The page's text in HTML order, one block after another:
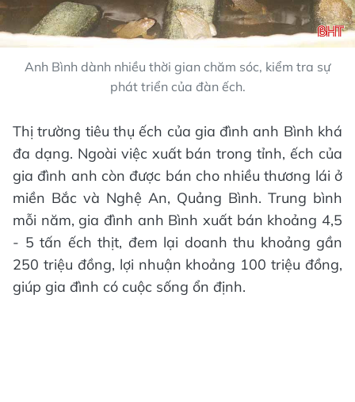
Anh Bình dành nhiều thời gian chăm sóc, kiểm tra sự
phát triển của đàn ếch.
Thị trường tiêu thụ ếch của gia đình anh Bình khá
đa dạng. Ngoài việc xuất bán trong tỉnh, ếch của
gia đình anh còn được bán cho nhiều thương lái ở
miền Bắc và Nghệ An, Quảng Bình. Trung bình
mỗi năm, gia đình anh Bình xuất bán khoảng 4,5
- 5 tấn ếch thịt, đem lại doanh thu khoảng gần
250 triệu đồng, lợi nhuận khoảng 100 triệu đồng,
giúp gia đình có cuộc sống ổn định.